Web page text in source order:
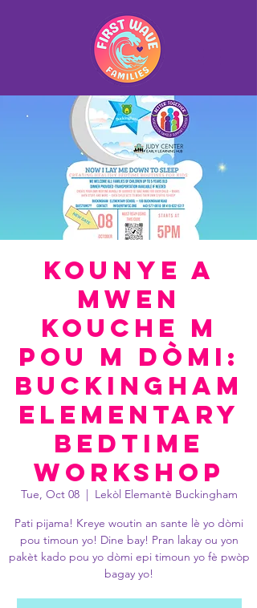
Kounye a
mwen
kouche m
pou m dòmi:
Buckingham
Elementary
Bedtime
Workshop
Tue, Oct 08
  |
Lekòl Elemantè Buckingham
Pati pijama! Kreye woutin an sante lè yo dòmi
pou timoun yo! Dine bay! Pran lakay ou yon
pakèt kado pou yo dòmi epi timoun yo fè pwòp
bagay yo!